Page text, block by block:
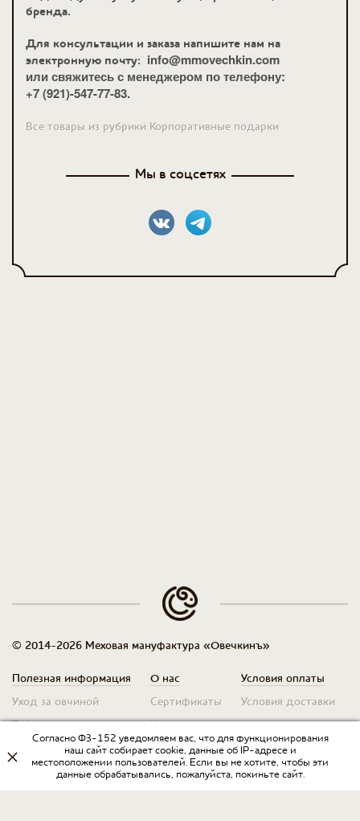
бренда.
Для консультации и заказа напишите нам на
электронную почту: info@mmovechkin.com
или свяжитесь с менеджером по телефону:
+7 (921)-547-77-83.
Все товары из рубрики Корпоративные подарки
Мы в соцсетях
© 2014-2026 Меховая мануфактура «Овечкинъ»
Полезная информация
Уход за овчиной
Таблица размеров
О нас
Сертификаты
Контакты
Условия оплаты
Условия доставки
Оплата для юр. лиц
Условия возврата
Оптовикам
Договор оферты
Согласно ФЗ-152 уведомляем вас, что для функционирования
наш сайт собирает cookie, данные об IP-адресе и
местоположении пользователей. Если вы не хотите, чтобы эти
данные обрабатывались, пожалуйста, покиньте сайт.